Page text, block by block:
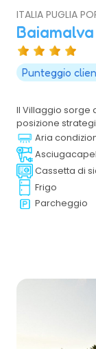
ITALIA PUGLIA
Punteggio
Il Villaggio sorge
posizione
di Gallipoli e le
l'accoglienza
vacanze nel
Aria
Cassetta di
Frigo
Parcheggio